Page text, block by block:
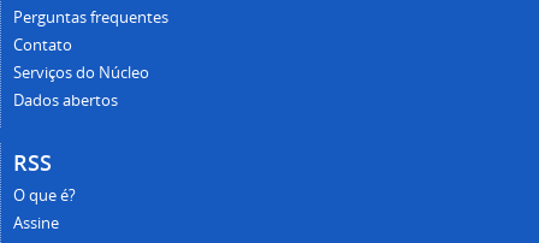
Perguntas frequentes
Contato
Serviços do Núcleo
Dados abertos
RSS
O que é?
Assine